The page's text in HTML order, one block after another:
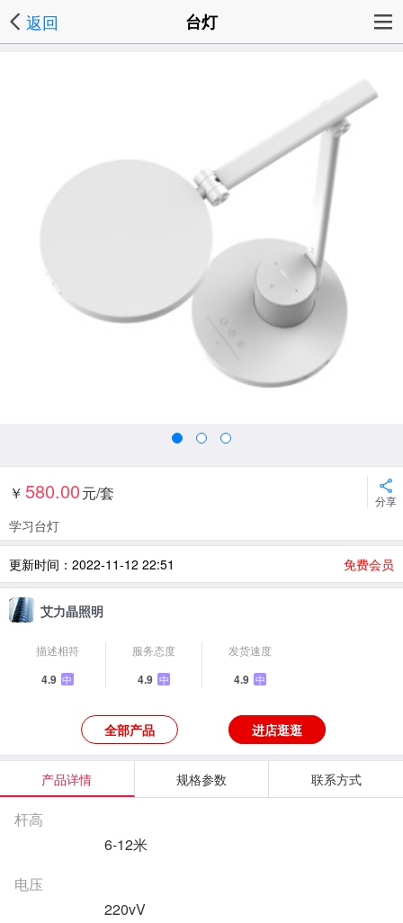
返回 台灯
￥ 580.00元/套 分享
学习台灯
更新时间：2022-11-12 22:51 免费会员
艾力晶照明
描述相符
4.9 中
服务态度
4.9 中
发货速度
4.9 中
全部产品 进店逛逛
产品详情 规格参数 联系方式
杆高
6-12米
电压
220vV